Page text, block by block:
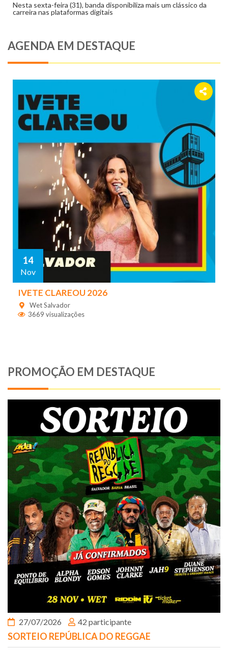
Nesta sexta-feira (31), banda disponibiliza mais um clássico da
carreira nas plataformas digitais
AGENDA EM DESTAQUE
14
Nov
IVETE CLAREOU 2026
Wet Salvador
3669 visualizações
PROMOÇÃO EM DESTAQUE
27/07/2026 42 participante
SORTEIO REPÚBLICA DO REGGAE